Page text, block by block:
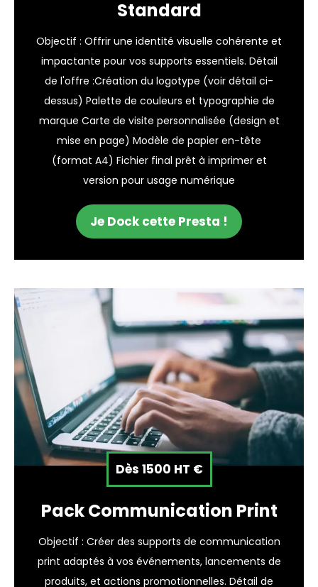
Standard
Objectif : Offrir une identité visuelle cohérente et
impactante pour vos supports essentiels. Détail
de l'offre :Création du logotype (voir détail ci-
dessus) Palette de couleurs et typographie de
marque Carte de visite personnalisée (design et
mise en page) Modèle de papier en-tête
(format A4) Fichier final prêt à imprimer et
version pour usage numérique
Je Dock cette Presta !
Dès 1500 HT €
Pack Communication Print
Objectif : Créer des supports de communication
print adaptés à vos événements, lancements de
produits, et actions promotionnelles. Détail de